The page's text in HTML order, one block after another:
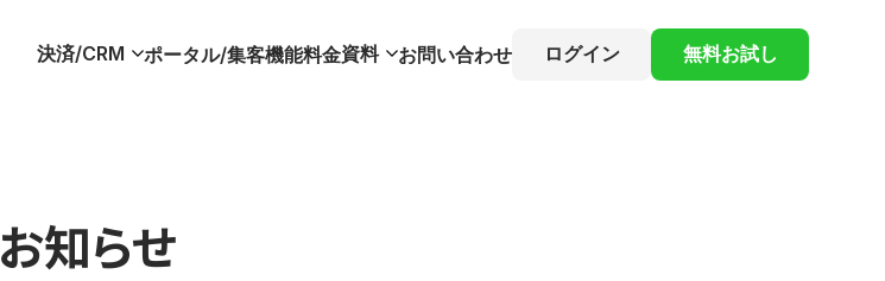
決済/CRM ポータル/集客機能料金資料 お問い合わせ ログイン 無料お試し
お知らせ